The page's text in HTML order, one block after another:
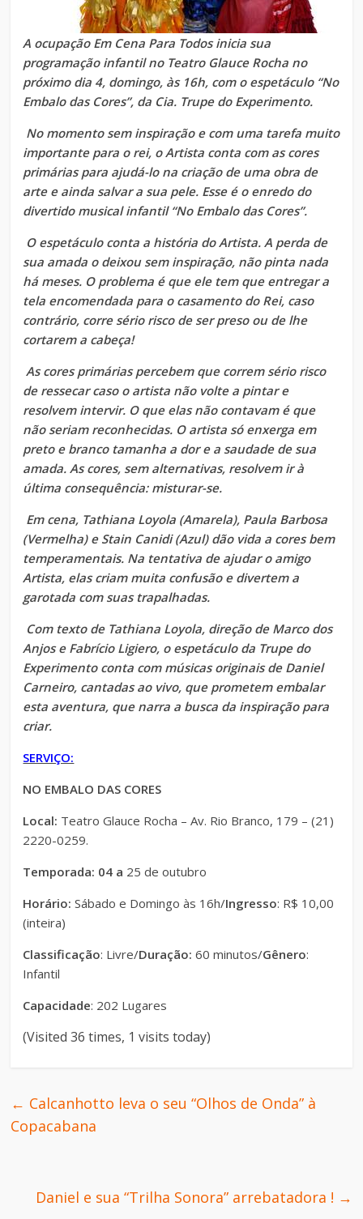
A ocupação Em Cena Para Todos inicia sua
programação infantil no Teatro Glauce Rocha no
próximo dia 4, domingo, às 16h, com o espetáculo “No
Embalo das Cores”, da Cia. Trupe do Experimento.
No momento sem inspiração e com uma tarefa muito
importante para o rei, o Artista conta com as cores
primárias para ajudá-lo na criação de uma obra de
arte e ainda salvar a sua pele. Esse é o enredo do
divertido musical infantil “No Embalo das Cores”.
O espetáculo conta a história do Artista. A perda de
sua amada o deixou sem inspiração, não pinta nada
há meses. O problema é que ele tem que entregar a
tela encomendada para o casamento do Rei, caso
contrário, corre sério risco de ser preso ou de lhe
cortarem a cabeça!
As cores primárias percebem que correm sério risco
de ressecar caso o artista não volte a pintar e
resolvem intervir. O que elas não contavam é que
não seriam reconhecidas. O artista só enxerga em
preto e branco tamanha a dor e a saudade de sua
amada. As cores, sem alternativas, resolvem ir à
última consequência: misturar-se.
Em cena, Tathiana Loyola (Amarela), Paula Barbosa
(Vermelha) e Stain Canidi (Azul) dão vida a cores bem
temperamentais. Na tentativa de ajudar o amigo
Artista, elas criam muita confusão e divertem a
garotada com suas trapalhadas.
Com texto de Tathiana Loyola, direção de Marco dos
Anjos e Fabrício Ligiero, o espetáculo da Trupe do
Experimento conta com músicas originais de Daniel
Carneiro, cantadas ao vivo, que prometem embalar
esta aventura, que narra a busca da inspiração para
criar.
SERVIÇO:
NO EMBALO DAS CORES
Local: Teatro Glauce Rocha – Av. Rio Branco, 179 – (21)
2220-0259.
Temporada: 04 a 25 de outubro
Horário: Sábado e Domingo às 16h/Ingresso: R$ 10,00
(inteira)
Classificação: Livre/Duração: 60 minutos/Gênero:
Infantil
Capacidade: 202 Lugares
(Visited 36 times, 1 visits today)
← Calcanhotto leva o seu “Olhos de Onda” à
Copacabana
Daniel e sua “Trilha Sonora” arrebatadora ! →